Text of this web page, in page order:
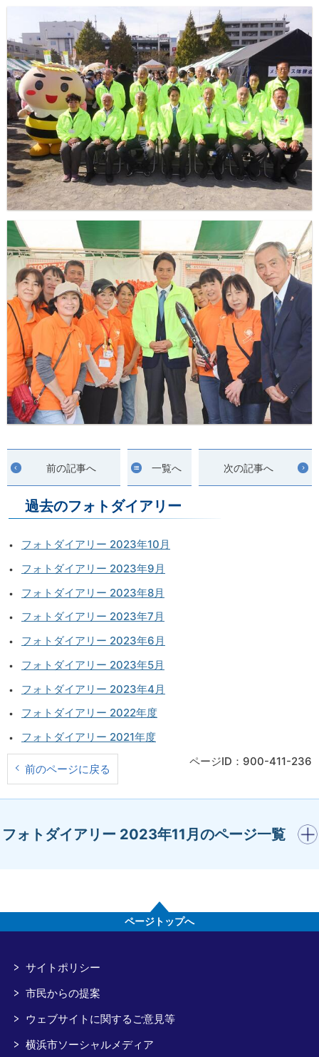
前の記事へ 一覧へ 次の記事へ
過去のフォトダイアリー
フォトダイアリー 2023年10月
フォトダイアリー 2023年9月
フォトダイアリー 2023年8月
フォトダイアリー 2023年7月
フォトダイアリー 2023年6月
フォトダイアリー 2023年5月
フォトダイアリー 2023年4月
フォトダイアリー 2022年度
フォトダイアリー 2021年度
前のページに戻る
ページID：900-411-236
フォトダイアリー 2023年11月のページ一覧
開く
ページトップへ
サイトポリシー
市民からの提案
ウェブサイトに関するご意見等
横浜市ソーシャルメディア